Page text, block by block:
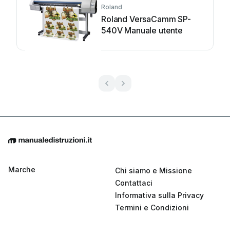
Roland
Roland VersaCamm SP-
540V Manuale utente
Marche
Chi siamo e Missione
Contattaci
Informativa sulla Privacy
Termini e Condizioni